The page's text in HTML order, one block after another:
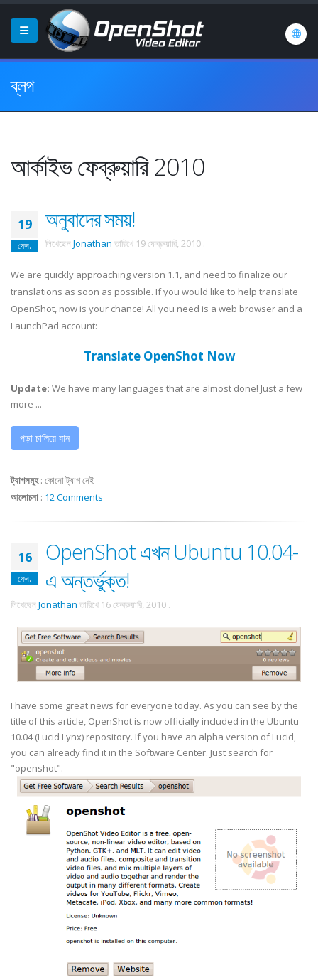
ব্লগ
আর্কাইভ ফেব্রুয়ারি 2010
19
ফেব.
অনুবাদের সময়!
লিখেছেন Jonathan তারিখে 19 ফেব্রুয়ারি, 2010 .
We are quickly approaching version 1.1, and need to finalize our
translations as soon as possible. If you would like to help translate
OpenShot, now is your chance! All you need is a web browser and a
LaunchPad account:
Translate OpenShot Now
Update: We have many languages that are almost done! Just a few
more ...
পড়া চালিয়ে যান
ট্যাগসমূহ: কোনো ট্যাগ নেই
আলোচনা : 12 Comments
16
ফেব.
OpenShot এখন Ubuntu 10.04-
এ অন্তর্ভুক্ত!
লিখেছেন Jonathan তারিখে 16 ফেব্রুয়ারি, 2010 .
I have some great news for everyone today. As you can see by the
title of this article, OpenShot is now officially included in the Ubuntu
10.04 (Lucid Lynx) repository. If you have an alpha version of Lucid,
you can already find it in the Software Center. Just search for
"openshot".